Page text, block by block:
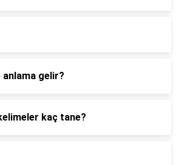
anlama gelir?
kaç tane?